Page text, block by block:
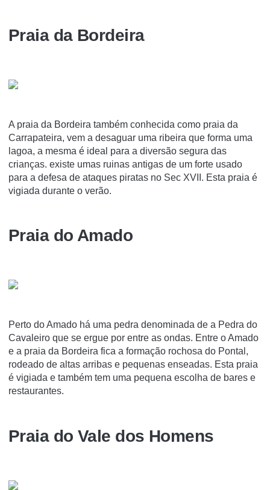
Praia da Bordeira
A praia da Bordeira também conhecida como praia da
Carrapateira, vem a desaguar uma ribeira que forma uma
lagoa, a mesma é ideal para a diversão segura das
crianças. existe umas ruinas antigas de um forte usado
para a defesa de ataques piratas no Sec XVII. Esta praia é
vigiada durante o verão.
Praia do Amado
Perto do Amado há uma pedra denominada de a Pedra do
Cavaleiro que se ergue por entre as ondas. Entre o Amado
e a praia da Bordeira fica a formação rochosa do Pontal,
rodeado de altas arribas e pequenas enseadas. Esta praia
é vigiada e também tem uma pequena escolha de bares e
restaurantes.
Praia do Vale dos Homens